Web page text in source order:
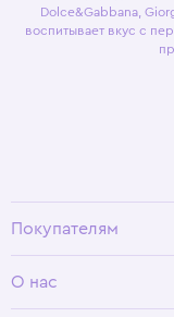
Dolce&Gabbana,
воспитывает вкус с
Покупателям
Условия возврата
О нас